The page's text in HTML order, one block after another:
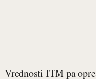
Vrednosti ITM pa